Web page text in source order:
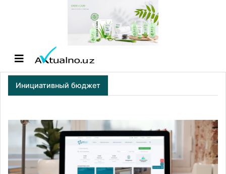
Инициативный бюджет